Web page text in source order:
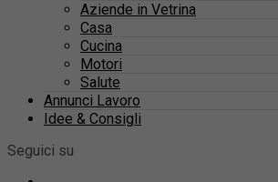
Aziende in Vetrina
Casa
Cucina
Motori
Salute
Annunci Lavoro
Idee & Consigli
Seguici su